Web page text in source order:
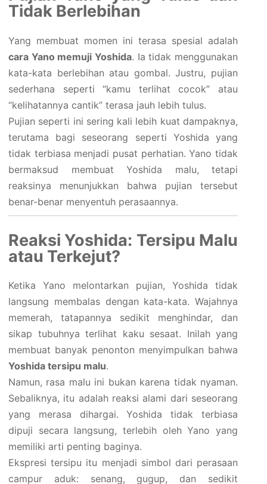
Tidak Berlebihan
Yang membuat momen ini terasa spesial adalah
cara Yano memuji Yoshida. Ia tidak menggunakan
kata-kata berlebihan atau gombal. Justru, pujian
sederhana seperti “kamu terlihat cocok” atau
“kelihatannya cantik” terasa jauh lebih tulus.
Pujian seperti ini sering kali lebih kuat dampaknya,
terutama bagi seseorang seperti Yoshida yang
tidak terbiasa menjadi pusat perhatian. Yano tidak
bermaksud membuat Yoshida malu, tetapi
reaksinya menunjukkan bahwa pujian tersebut
benar-benar menyentuh perasaannya.
Reaksi Yoshida: Tersipu Malu
atau Terkejut?
Ketika Yano melontarkan pujian, Yoshida tidak
langsung membalas dengan kata-kata. Wajahnya
memerah, tatapannya sedikit menghindar, dan
sikap tubuhnya terlihat kaku sesaat. Inilah yang
membuat banyak penonton menyimpulkan bahwa
Yoshida tersipu malu.
Namun, rasa malu ini bukan karena tidak nyaman.
Sebaliknya, itu adalah reaksi alami dari seseorang
yang merasa dihargai. Yoshida tidak terbiasa
dipuji secara langsung, terlebih oleh Yano yang
memiliki arti penting baginya.
Ekspresi tersipu itu menjadi simbol dari perasaan
campur aduk: senang, gugup, dan sedikit